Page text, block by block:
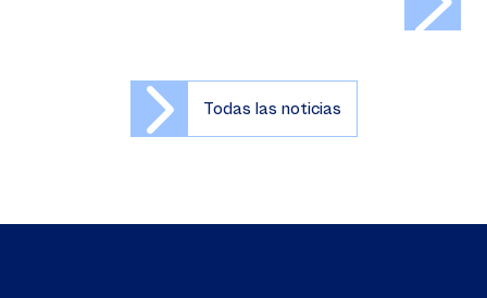
Todas las noticias